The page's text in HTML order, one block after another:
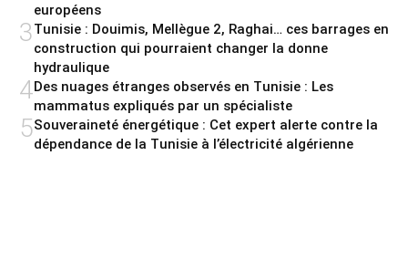
européens
3Tunisie : Douimis, Mellègue 2, Raghai… ces barrages en
construction qui pourraient changer la donne
hydraulique
4Des nuages étranges observés en Tunisie : Les
mammatus expliqués par un spécialiste
5Souveraineté énergétique : Cet expert alerte contre la
dépendance de la Tunisie à l’électricité algérienne